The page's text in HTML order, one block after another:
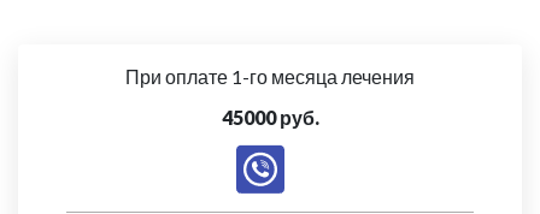
При оплате 1-го месяца лечения
45000 руб.